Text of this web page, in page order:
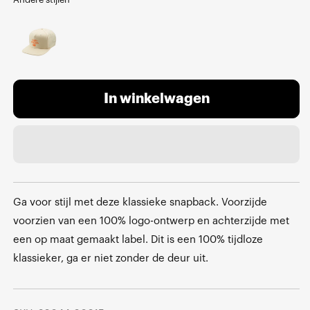
In winkelwagen
Ga voor stijl met deze klassieke snapback. Voorzijde
voorzien van een 100% logo-ontwerp en achterzijde met
een op maat gemaakt label. Dit is een 100% tijdloze
klassieker, ga er niet zonder de deur uit.